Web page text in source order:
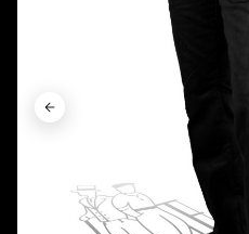





